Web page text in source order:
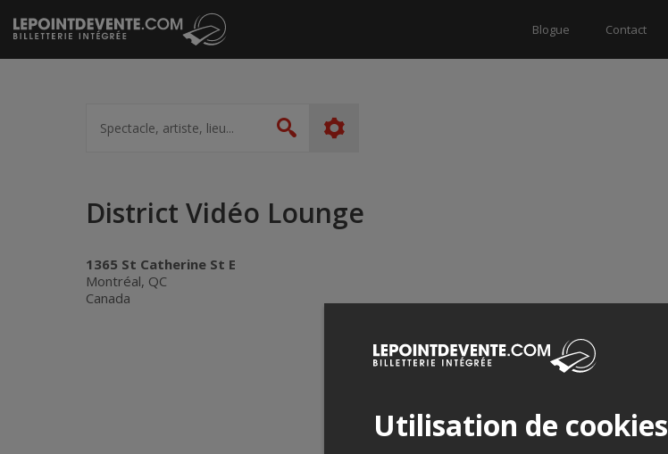
Passer
au
contenu
Blogue Contact
artiste,
lieu...
Rechercher
District Vidéo Lounge
1365 St Catherine St E
Montréal, QC
Canada
Utilisation de cookies